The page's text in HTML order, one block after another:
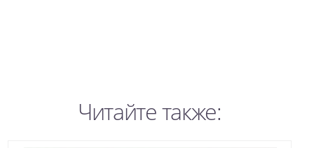
Читайте также: